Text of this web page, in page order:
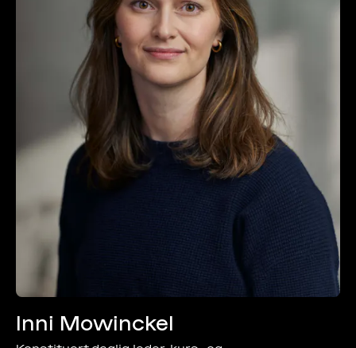
Inni Mowinckel